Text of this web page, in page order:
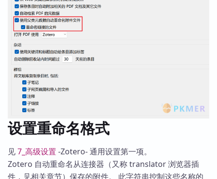
设置重命名格式
见7_高级设置 -Zotero- 通用设置第一项。
Zotero 自动重命名从连接器（又称 translator 浏览器插
件，见相关章节）保存的附件。 此字符串控制这些名称的